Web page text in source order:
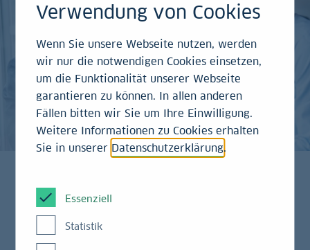
Tauche schon während des Bachelorstudiums in die
Geschäftswelt der größten deutschen Landesbank
ein und unterstütze uns bei der nachhaltigen
Verwendung von Cookies
Wenn Sie unsere Webseite nutzen, werden
wir nur die notwendigen Cookies einsetzen,
um die Funktionalität unserer Webseite
garantieren zu können. In allen anderen
Fällen bitten wir Sie um Ihre Einwilligung.
Weitere Informationen zu Cookies erhalten
Sie in unserer Datenschutzerklärung.
Essenziell
Statistik